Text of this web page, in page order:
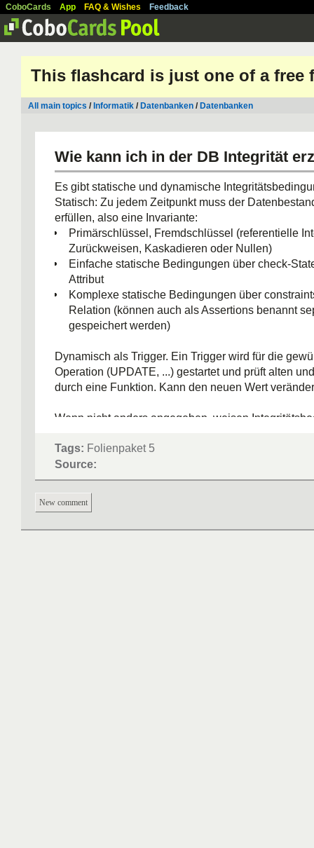
CoboCards App FAQ & Wishes Feedback
This flashcard is just one of a free
All main topics / Informatik / Datenbanken / Datenbanken
Wie kann ich in der DB Integrität
Es gibt statische und dynamische
Statisch: Zu jedem Zeitpunkt muss der
erfüllen, also eine Invariante:
Primärschlüssel, Fremdschlüssel (referentielle
Zurückweisen, Kaskadieren oder Nullen)
Einfache statische Bedingungen über check-
Attribut
Komplexe statische Bedingungen über
Relation (können auch als Assertions benannt
gespeichert werden)
Dynamisch als Trigger. Ein Trigger wird für die
Operation (UPDATE, ...) gestartet und prüft alten
durch eine Funktion. Kann den neuen Wert
Wenn nicht anders angegeben, weisen
Tags: Folienpaket 5
Source:
New comment